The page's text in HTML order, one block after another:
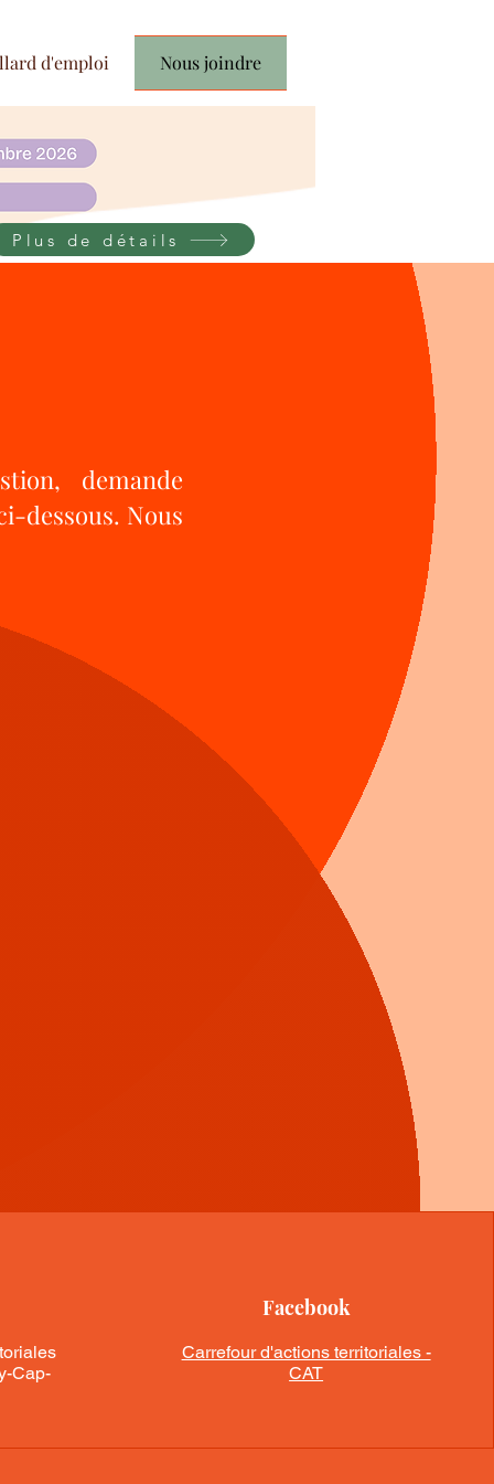
d'emploi Nous joindre
Plus de détails
demande
dessous. Nous
Cap-
Facebook
Carrefour d'actions territoriales -
CAT